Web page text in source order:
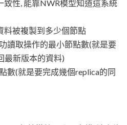
致性, 能靠NWR模型知道這系統
料被複製到多少個節點
讀取操作的最小節點數(就是要
最新版本的資料)
數(就是要完成幾個replica的同